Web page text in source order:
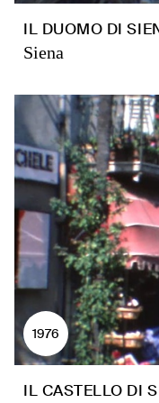
IL DUOMO DI
Siena
1976
IL CASTELLO DI